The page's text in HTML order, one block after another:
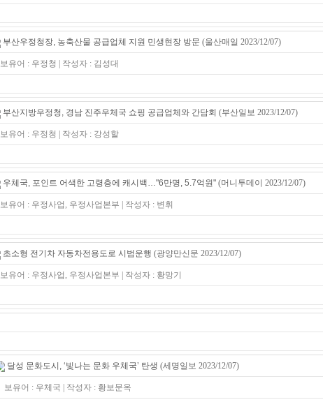
부산우정청장, 농축산물 공급업체 지원 민생현장 방문 (울산매일 2023/12/07)
보유어 : 우정청 | 작성자 : 김성대
부산지방우정청, 경남 진주우체국 쇼핑 공급업체와 간담회 (부산일보 2023/12/07)
보유어 : 우정청 | 작성자 : 강성할
우체국, 포인트 어색한 고령층에 캐시백…"6만명, 5.7억원" (머니투데이 2023/12/07)
보유어 : 우정사업, 우정사업본부 | 작성자 : 변휘
초소형 전기차 자동차전용도로 시범운행 (광양만신문 2023/12/07)
보유어 : 우정사업, 우정사업본부 | 작성자 : 황망기
달성 문화도시, ‘빛나는 문화 우체국’ 탄생 (세명일보 2023/12/07)
보유어 : 우체국 | 작성자 : 황보문옥